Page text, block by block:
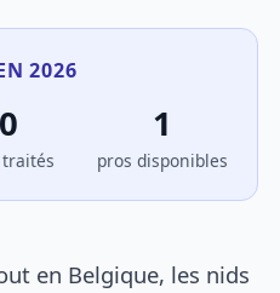
2026
0 1
pros disponibles
en Belgique, les nids